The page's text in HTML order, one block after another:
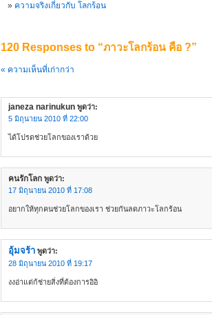
ว
ก
ความจริงเกี่ยวกับ โลกร้อน
120 Responses to “ภาวะโลกร้อน คือ ?”
« ความเห็นที่เก่ากว่า
janeza narinukun พูดว่า:
5 มิถุนายน 2010 ที่ 22:00
ได้โปรดช่วยโลกของเราด้วย
คนรักโลก พูดว่า:
17 มิถุนายน 2010 ที่ 17:08
อยากให้ทุกคนช่วยโลกของเรา ช่วยกันลดภาวะโลกร้อน
อุ้มจร้า พูดว่า:
28 มิถุนายน 2010 ที่ 19:17
งงอ่าแต่ก้ช่ายสิ่งที่ต้องการอิอิ